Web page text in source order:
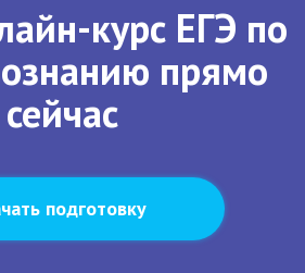
курс ЕГЭ по
прямо
сейчас
подготовку